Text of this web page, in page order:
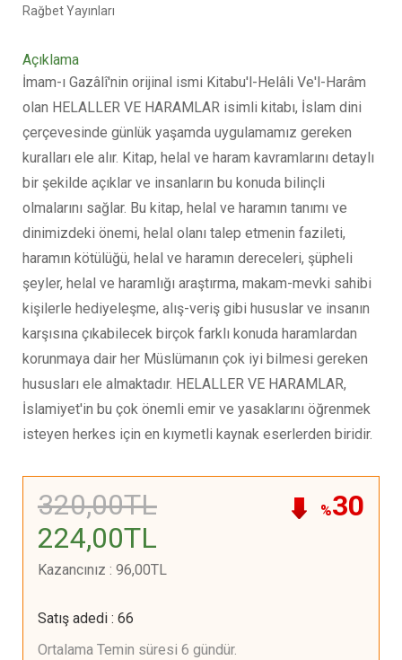
Rağbet Yayınları
Açıklama
İmam-ı Gazâlî'nin orijinal ismi Kitabu'l-Helâli Ve'l-Harâm
olan HELALLER VE HARAMLAR isimli kitabı, İslam dini
çerçevesinde günlük yaşamda uygulamamız gereken
kuralları ele alır. Kitap, helal ve haram kavramlarını detaylı
bir şekilde açıklar ve insanların bu konuda bilinçli
olmalarını sağlar. Bu kitap, helal ve haramın tanımı ve
dinimizdeki önemi, helal olanı talep etmenin fazileti,
haramın kötülüğü, helal ve haramın dereceleri, şüpheli
şeyler, helal ve haramlığı araştırma, makam-mevki sahibi
kişilerle hediyeleşme, alış-veriş gibi hususlar ve insanın
karşısına çıkabilecek birçok farklı konuda haramlardan
korunmaya dair her Müslümanın çok iyi bilmesi gereken
hususları ele almaktadır. HELALLER VE HARAMLAR,
İslamiyet'in bu çok önemli emir ve yasaklarını öğrenmek
isteyen herkes için en kıymetli kaynak eserlerden biridir.
%30
320,00TL
224,00TL
Kazancınız : 96,00TL
Satış adedi: 66
Ortalama Temin süresi 6 gündür.